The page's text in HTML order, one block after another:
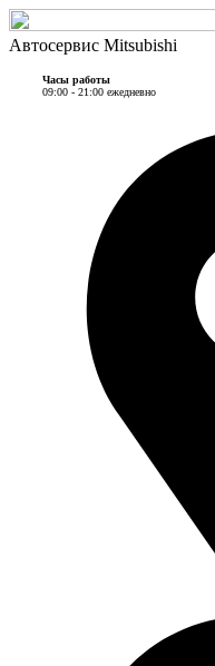
Автосервис Mitsubishi
Часы работы
09:00 - 21:00 ежедневно